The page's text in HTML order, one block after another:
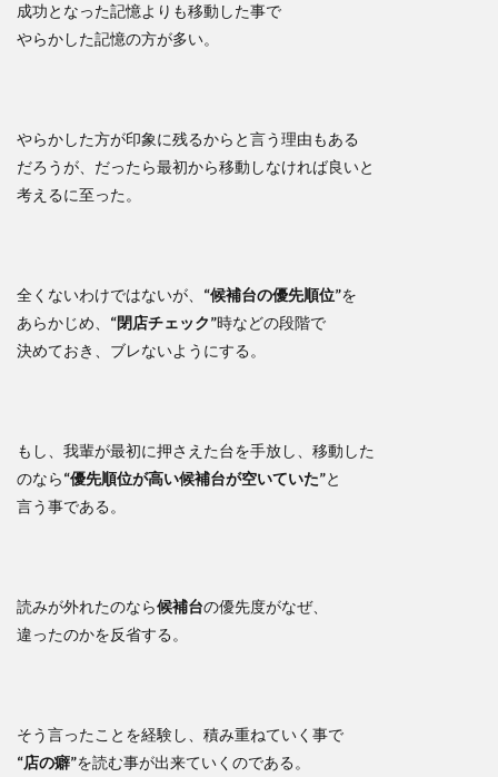
成功となった記憶よりも移動した事で
やらかした記憶の方が多い。
やらかした方が印象に残るからと言う理由もある
だろうが、だったら最初から移動しなければ良いと
考えるに至った。
全くないわけではないが、 “候補台の優先順位”を
あらかじめ、 “閉店チェック”時などの段階で
決めておき、ブレないようにする。
もし、我輩が最初に押さえた台を手放し、移動した
のなら“優先順位が高い候補台が空いていた”と
言う事である。
読みが外れたのなら候補台の優先度がなぜ、
違ったのかを反省する。
そう言ったことを経験し、積み重ねていく事で
“店の癖”を読む事が出来ていくのである。